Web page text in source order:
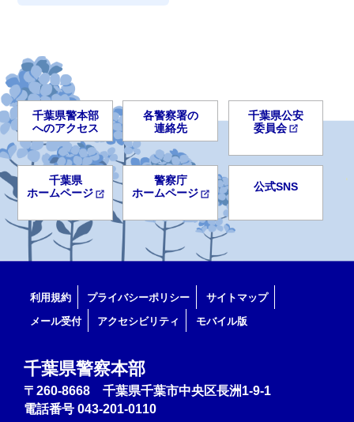
千葉県警本部
へのアクセス
各警察署の
連絡先
千葉県公安
委員会
千葉県
ホームページ
警察庁
ホームページ
公式SNS
利用規約 プライバシーポリシー
サイトマップ
メール受付
アクセシビリティ モバイル版
千葉県警察本部
〒260-8668 千葉県千葉市中央区長洲1-9-1
電話番号 043-201-0110